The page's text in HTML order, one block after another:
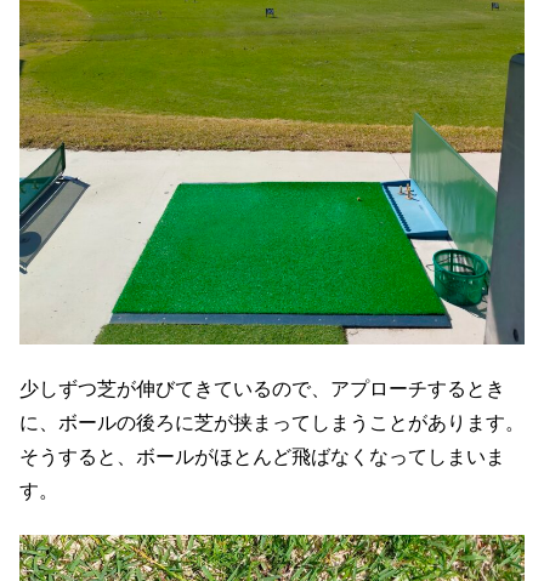
少しずつ芝が伸びてきているので、アプローチするとき
に、ボールの後ろに芝が挟まってしまうことがあります。
そうすると、ボールがほとんど飛ばなくなってしまいま
す。